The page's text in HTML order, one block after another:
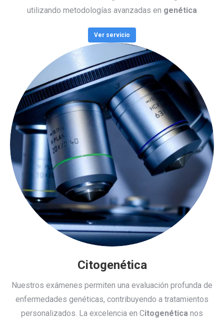
utilizando metodologías avanzadas en genética
Ver servicio
Citogenética
Nuestros exámenes permiten una evaluación profunda de
enfermedades genéticas, contribuyendo a tratamientos
personalizados. La excelencia en Citogenética nos